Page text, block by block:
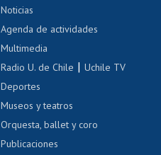
Certificado de renta
Certificado de renta
Acoso laboral, sexual y violencia
Noticias
Agenda de actividades
Multimedia
Radio U. de Chile |Uchile TV
Deportes
Museos y teatros
Orquesta, ballet y coro
Publicaciones